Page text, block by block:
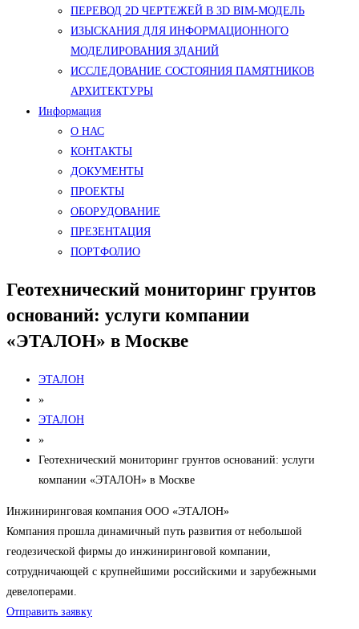
ПЕРЕВОД 2D ЧЕРТЕЖЕЙ В 3D BIM-МОДЕЛЬ
ИЗЫСКАНИЯ ДЛЯ ИНФОРМАЦИОННОГО
МОДЕЛИРОВАНИЯ ЗДАНИЙ
ИССЛЕДОВАНИЕ СОСТОЯНИЯ ПАМЯТНИКОВ
АРХИТЕКТУРЫ
Информация
О НАС
КОНТАКТЫ
ДОКУМЕНТЫ
ПРОЕКТЫ
ОБОРУДОВАНИЕ
ПРЕЗЕНТАЦИЯ
ПОРТФОЛИО
Геотехнический мониторинг грунтов
оснований: услуги компании
«ЭТАЛОН» в Москве
ЭТАЛОН
»
ЭТАЛОН
»
Геотехнический мониторинг грунтов оснований: услуги
компании «ЭТАЛОН» в Москве
Инжиниринговая компания ООО «ЭТАЛОН»
Компания прошла динамичный путь развития от небольшой
геодезической фирмы до инжиниринговой компании,
сотрудничающей с крупнейшими российскими и зарубежными
девелоперами.
Отправить заявку